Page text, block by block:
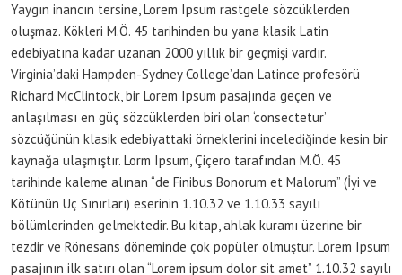
Yaygın inancın tersine, Lorem Ipsum rastgele sözcüklerden
oluşmaz. Kökleri M.Ö. 45 tarihinden bu yana klasik Latin
edebiyatına kadar uzanan 2000 yıllık bir geçmişi vardır.
Virginia’daki Hampden-Sydney College’dan Latince profesörü
Richard McClintock, bir Lorem Ipsum pasajında geçen ve
anlaşılması en güç sözcüklerden biri olan ‘consectetur’
sözcüğünün klasik edebiyattaki örneklerini incelediğinde kesin bir
kaynağa ulaşmıştır. Lorm Ipsum, Çiçero tarafından M.Ö. 45
tarihinde kaleme alınan “de Finibus Bonorum et Malorum” (İyi ve
Kötünün Uç Sınırları) eserinin 1.10.32 ve 1.10.33 sayılı
bölümlerinden gelmektedir. Bu kitap, ahlak kuramı üzerine bir
tezdir ve Rönesans döneminde çok popüler olmuştur. Lorem Ipsum
pasajının ilk satırı olan “Lorem ipsum dolor sit amet” 1.10.32 sayılı